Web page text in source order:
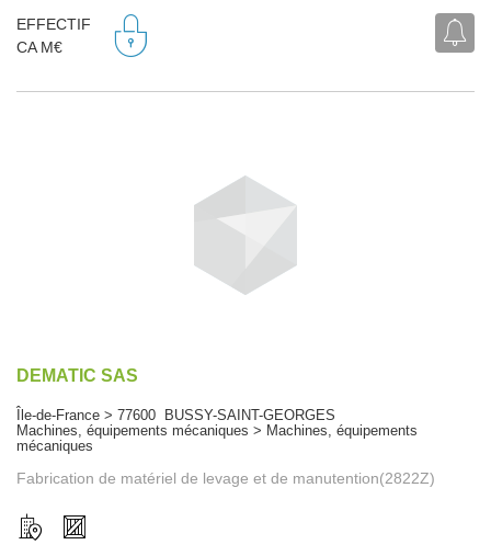
EFFECTIF
CA M€
DEMATIC SAS
Île-de-France > 77600 BUSSY-SAINT-GEORGES
Machines, équipements mécaniques > Machines, équipements
mécaniques
Fabrication de matériel de levage et de manutention(2822Z)